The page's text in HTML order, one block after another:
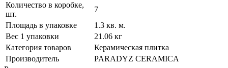
Количество в коробке,
шт.
7
Площадь в упаковке
1.3 кв. м.
Вес 1 упаковки
21.06 кг
Категория товаров
Керамическая плитка
Производитель
PARADYZ CERAMICA